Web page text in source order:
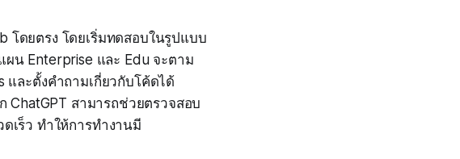
โดยตรง โดยเริ่มทดสอบในรูปแบบ
ผน Enterprise และ Edu จะตาม
และตั้งคำถามเกี่ยวกับโค้ดได้
ChatGPT สามารถช่วยตรวจสอบ
เร็ว ทำให้การทำงานมี